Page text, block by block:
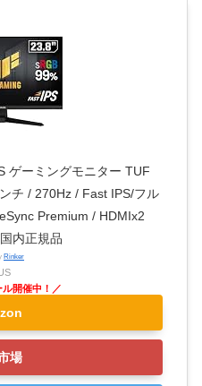
ゲーミングモニター TUF
チ / 270Hz / Fast IPS/フル
Premium / HDMIx2
内正規品
Rinker
場